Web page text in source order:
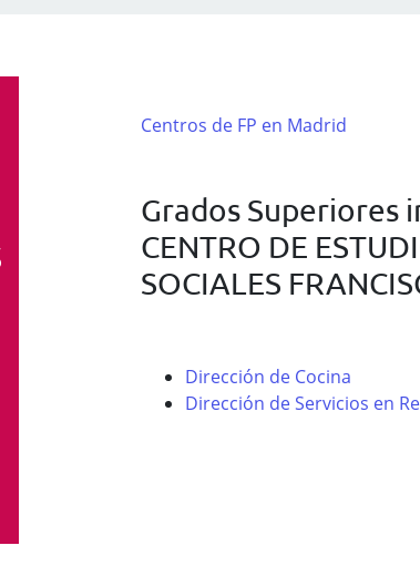
Centros de FP en Madrid
Grados Superiores
CENTRO DE
SOCIALES
Dirección de Cocina
Dirección de Servicios en